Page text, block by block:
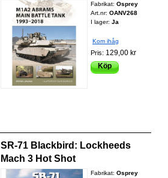
Fabrikat: Osprey
Art.nr: OANV268
I lager: Ja
Kom ihåg
Pris: 129,00 kr
Köp
SR-71 Blackbird: Lockheeds
Mach 3 Hot Shot
Fabrikat: Osprey